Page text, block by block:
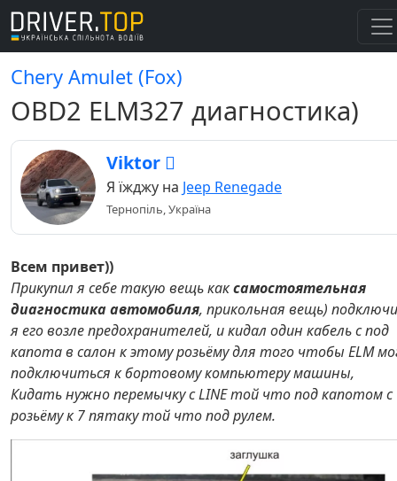
Chery Amulet (Fox)
OBD2 ELM327 диагностика)
Viktor 
Я їжджу на Jeep Renegade
Тернопіль, Україна
Всем привет))
Прикупил я себе такую вещь каксамостоятельная
диагностика автомобиля, прикольная вещь)
я его возле предохранителей, и кидал один кабель с под
капота в салон к этому розьёму для того чтобы ELM
подключиться к бортовому компьютеру машины,
Кидать нужно перемычку с LINE той что под капотом с
розьёму к 7 пятаку той что под рулем.